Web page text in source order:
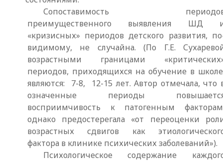
Сопоставимость
преимущественного выявления ШД
«кризисных» периодов детского развития,
видимому, не случайна. (По Г.Е.
возрастными границами
периодов, приходящихся на обучение в
являются: 7-8, 12-15 лет. Автор отмечала, что
означенные периоды
восприимчивость к патогенным
однако предостерегала «от переоценки
возрастных сдвигов как
фактора в клинике психических заболеваний»).
Психологическое содержание